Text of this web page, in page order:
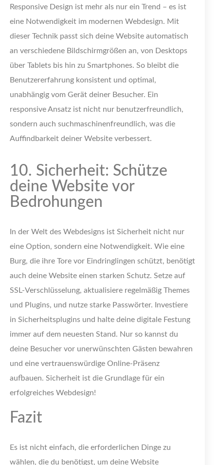
Responsive Design ist mehr als nur ein Trend – es ist
eine Notwendigkeit im modernen Webdesign. Mit
dieser Technik passt sich deine Website automatisch
an verschiedene Bildschirmgrößen an, von Desktops
über Tablets bis hin zu Smartphones. So bleibt die
Benutzererfahrung konsistent und optimal,
unabhängig vom Gerät deiner Besucher. Ein
responsive Ansatz ist nicht nur benutzerfreundlich,
sondern auch suchmaschinenfreundlich, was die
Auffindbarkeit deiner Website verbessert.
10. Sicherheit: Schütze
deine Website vor
Bedrohungen
In der Welt des Webdesigns ist Sicherheit nicht nur
eine Option, sondern eine Notwendigkeit. Wie eine
Burg, die ihre Tore vor Eindringlingen schützt, benötigt
auch deine Website einen starken Schutz. Setze auf
SSL-Verschlüsselung, aktualisiere regelmäßig Themes
und Plugins, und nutze starke Passwörter. Investiere
in Sicherheitsplugins und halte deine digitale Festung
immer auf dem neuesten Stand. Nur so kannst du
deine Besucher vor unerwünschten Gästen bewahren
und eine vertrauenswürdige Online-Präsenz
aufbauen. Sicherheit ist die Grundlage für ein
erfolgreiches Webdesign!
Fazit
Es ist nicht einfach, die erforderlichen Dinge zu
wählen, die du benötigst, um deine Website